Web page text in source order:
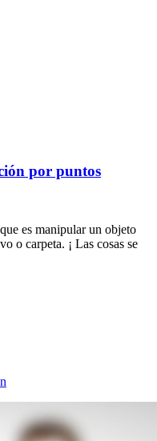
por puntos
es manipular un objeto
o carpeta. ¡ Las cosas se